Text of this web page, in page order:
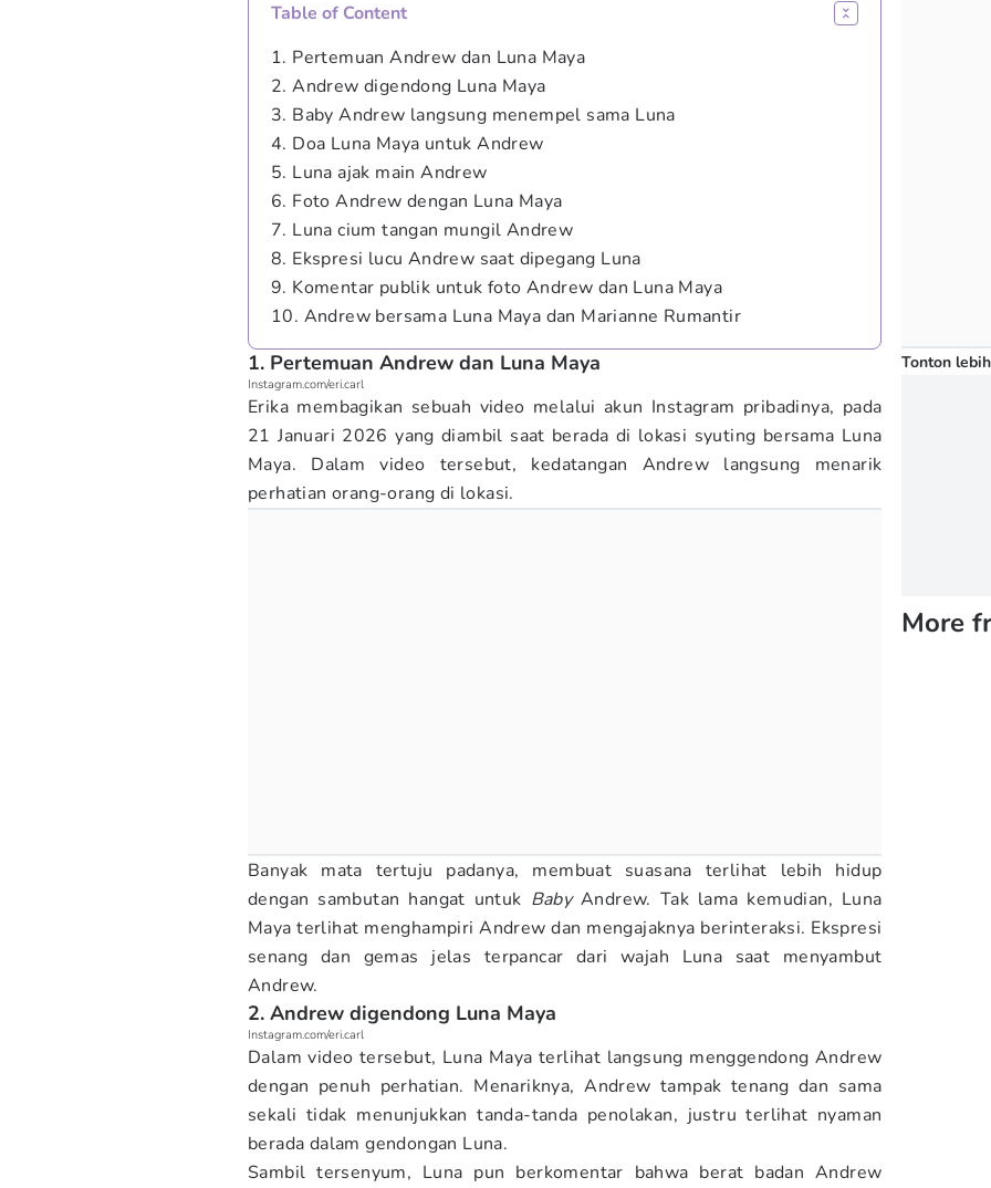
Table of Content
1. Pertemuan Andrew dan Luna Maya
2. Andrew digendong Luna Maya
3. Baby Andrew langsung menempel sama Luna
4. Doa Luna Maya untuk Andrew
5. Luna ajak main Andrew
6. Foto Andrew dengan Luna Maya
7. Luna cium tangan mungil Andrew
8. Ekspresi lucu Andrew saat dipegang Luna
9. Komentar publik untuk foto Andrew dan Luna Maya
10. Andrew bersama Luna Maya dan Marianne Rumantir
1. Pertemuan Andrew dan Luna Maya
Instagram.com/eri.carl
Erika membagikan sebuah video melalui akun Instagram pribadinya, pada
21 Januari 2026 yang diambil saat berada di lokasi syuting bersama Luna
Maya. Dalam video tersebut, kedatangan Andrew langsung menarik
perhatian orang-orang di lokasi.
Banyak mata tertuju padanya, membuat suasana terlihat lebih hidup
dengan sambutan hangat untuk BabyAndrew. Tak lama kemudian, Luna
Maya terlihat menghampiri Andrew dan mengajaknya berinteraksi. Ekspresi
senang dan gemas jelas terpancar dari wajah Luna saat menyambut
Andrew.
2. Andrew digendong Luna Maya
Instagram.com/eri.carl
Dalam video tersebut, Luna Maya terlihat langsung menggendong Andrew
dengan penuh perhatian. Menariknya, Andrew tampak tenang dan sama
sekali tidak menunjukkan tanda-tanda penolakan, justru terlihat nyaman
berada dalam gendongan Luna.
Sambil tersenyum, Luna pun berkomentar bahwa berat badan Andrew
Tonton
More